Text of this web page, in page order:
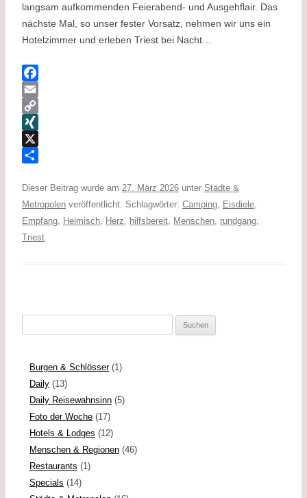
langsam aufkommenden Feierabend- und Ausgehflair. Das
nächste Mal, so unser fester Vorsatz, nehmen wir uns ein
Hotelzimmer und erleben Triest bei Nacht…
F
a
c
e
b
o
k
E
m
a
C
o
p
L
i
n
k
X
G
X
e
i
l
e
Dieser Beitrag wurde am 27. März 2026 unter Städte &
Metropolen veröffentlicht. Schlagwörter: Camping Eisdiele
Empfang Heimisch Herz hilfsbereit Menschen rundgang
Triest
nach:
Burgen & Schlösser(1)
Daily(13)
Daily Reisewahnsinn(5)
Foto der Woche(17)
Hotels & Lodges (12)
Menschen & Regionen(46)
Restaurants (1)
Specials (14)